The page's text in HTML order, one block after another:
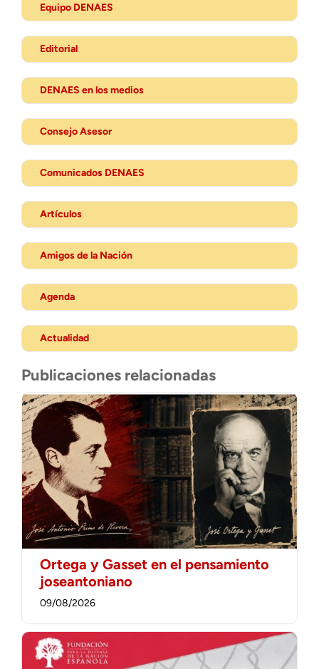
Equipo DENAES
Editorial
DENAES en los medios
Consejo Asesor
Comunicados DENAES
Artículos
Amigos de la Nación
Agenda
Actualidad
Publicaciones relacionadas
Ortega y Gasset en el pensamiento
joseantoniano
09/08/2026